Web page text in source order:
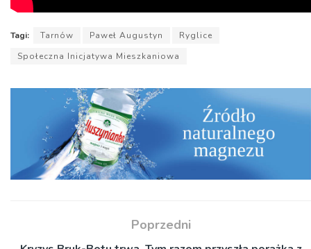
Tagi: Tarnów Paweł Augustyn
Ryglice
Społeczna Inicjatywa Mieszkaniowa
Poprzedni